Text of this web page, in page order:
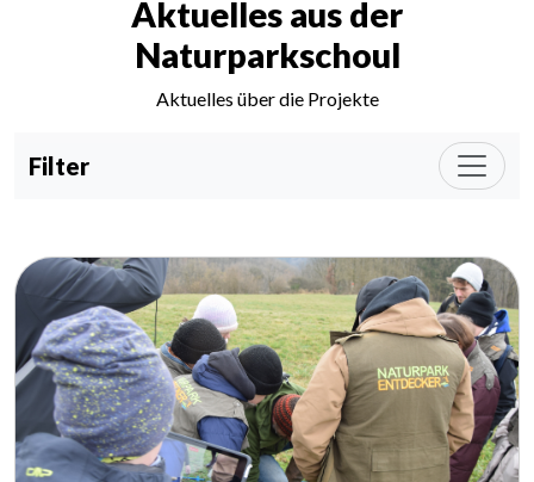
Aktuelles aus der
Naturparkschoul
Aktuelles über die Projekte
Filter